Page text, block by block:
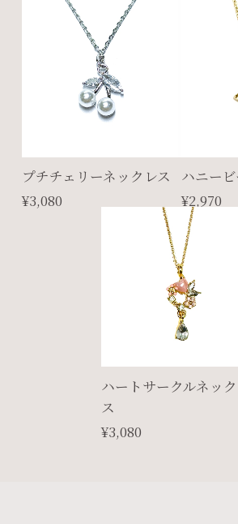
プチチェリーネックレス
¥3,080
ハニー
¥2,970
ハートサークルネッ
ス
¥3,080